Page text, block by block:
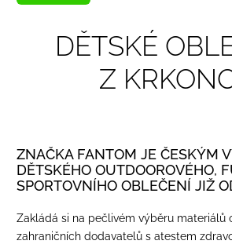
DĚTSKÉ
Z
ZNAČKA FANTOM JE ČESKÝM
DĚTSKÉHO OUTDOOROVÉHO,
SPORTOVNÍHO OBLEČENÍ JIŽ
Zakládá si na pečlivém výběru materiálů
zahraničních dodavatelů s atestem